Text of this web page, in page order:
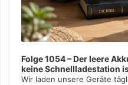
Folge 1054 – Der leere
keine Schnellladestation
Wir laden unsere Geräte